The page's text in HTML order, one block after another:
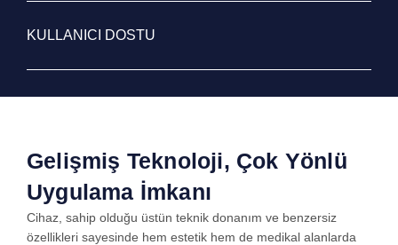
KULLANICI DOSTU
Gelişmiş Teknoloji, Çok Yönlü
Uygulama İmkanı
Cihaz, sahip olduğu üstün teknik donanım ve benzersiz
özellikleri sayesinde hem estetik hem de medikal alanlarda